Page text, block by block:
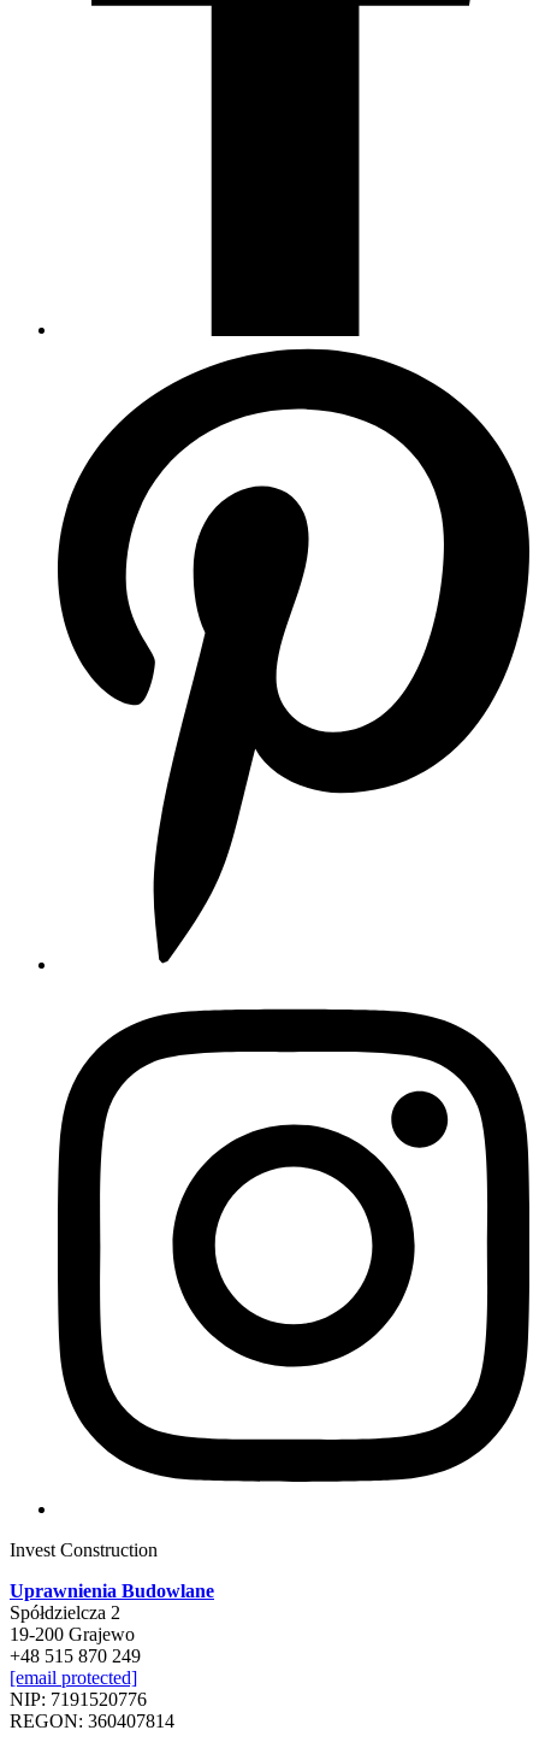
Invest Construction
Uprawnienia Budowlane
Spółdzielcza 2
19-200 Grajewo
+48 515 870 249
[email protected]
NIP: 7191520776
REGON: 360407814